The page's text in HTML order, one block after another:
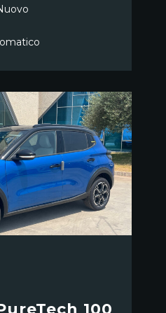
100